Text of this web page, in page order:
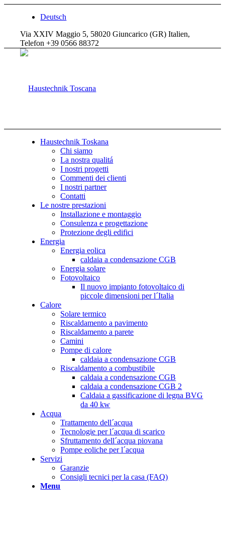
Deutsch
Via XXIV Maggio 5, 58020 Giuncarico (GR) Italien,
Telefon +39 0566 88372
Haustechnik Toskana
Chi siamo
La nostra qualitá
I nostri progetti
Commenti dei clienti
I nostri partner
Contatti
Le nostre prestazioni
Installazione e montaggio
Consulenza e progettazione
Protezione degli edifici
Energia
Energia eolica
caldaia a condensazione CGB
Energia solare
Fotovoltaico
Il nuovo impianto fotovoltaico di
piccole dimensioni per l´Italia
Calore
Solare termico
Riscaldamento a pavimento
Riscaldamento a parete
Camini
Pompe di calore
caldaia a condensazione CGB
Riscaldamento a combustibile
caldaia a condensazione CGB
caldaia a condensazione CGB 2
Caldaia a gassificazione di legna BVG
da 40 kw
Acqua
Trattamento dell´acqua
Tecnologie per l´acqua di scarico
Sfruttamento dell´acqua piovana
Pompe eoliche per l´acqua
Servizi
Garanzie
Consigli tecnici per la casa (FAQ)
Menu